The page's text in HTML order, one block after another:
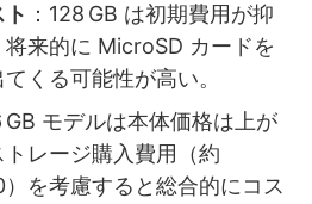
：128 GB は初期費用が抑
将来的に MicroSD カードを
くる可能性が高い。
GB モデルは本体価格は上が
トレージ購入費用（約
を考慮すると総合的にコス